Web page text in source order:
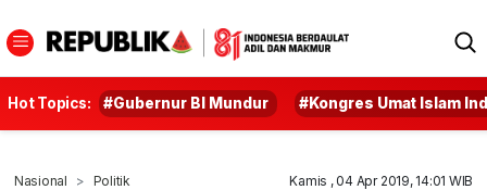
Hot Topics: #Gubernur BI Mundur #Kongres Umat Islam
Nasional Politik Kamis , 04 Apr 2019, 14:01 WIB